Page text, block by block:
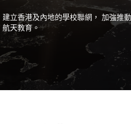
建立香港及內地的學校聯網， 加強推動
航天教育。